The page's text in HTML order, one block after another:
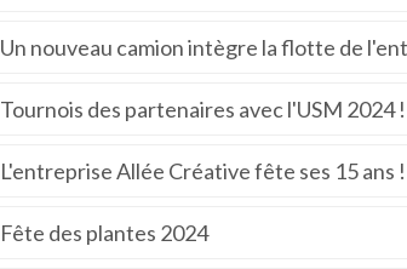
Un nouveau camion intègre la flotte de
Tournois des partenaires avec l'USM 2024 !
L'entreprise Allée Créative fête ses 15 ans !
Fête des plantes 2024